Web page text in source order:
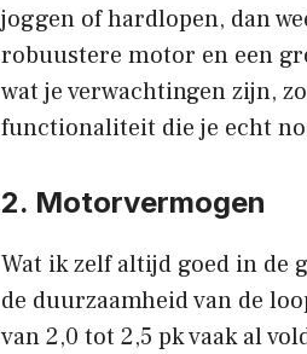
joggen of hardlopen, dan
robuustere motor en een
wat je verwachtingen zijn,
functionaliteit die je echt
2. Motorvermogen
Wat ik zelf altijd goed in de
de duurzaamheid van de
van 2,0 tot 2,5 pk vaak al